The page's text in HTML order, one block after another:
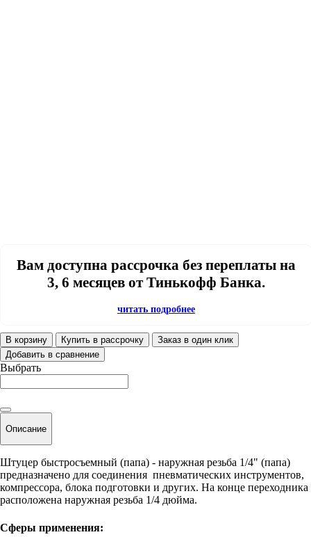
Вам доступна рассрочка без переплаты на
3, 6 месяцев от Тинькофф Банка.
читать подробнее
В корзину Купить в рассрочку
Заказ в один клик
Добавить в сравнение
Выбрать
Описание
Штуцер быстросъемный (папа) - наружная резьба 1/4" (папа)
предназначено для соединения пневматических инструментов,
компрессора, блока подготовки и других. На конце переходника
расположена наружная резьба 1/4 дюйма.
Сферы применения: